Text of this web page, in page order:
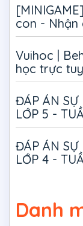
con - Nhận
Vuihoc |
học trực
ĐÁP ÁN SỰ
LỚP 5 -
ĐÁP ÁN SỰ
LỚP 4 -
Danh